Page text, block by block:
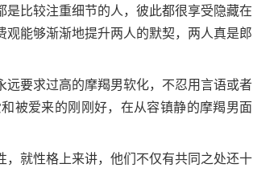
比较注重细节的人，彼此都很享受隐藏在
能够渐渐地提升两人的默契，两人真是郎
要求过高的摩羯男软化，不忍用言语或者
被爱来的刚刚好，在从容镇静的摩羯男面
就性格上来讲，他们不仅有共同之处还十